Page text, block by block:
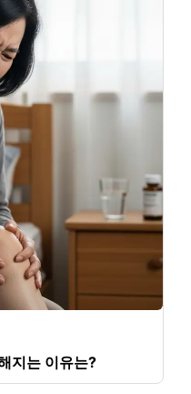
지는 이유는?